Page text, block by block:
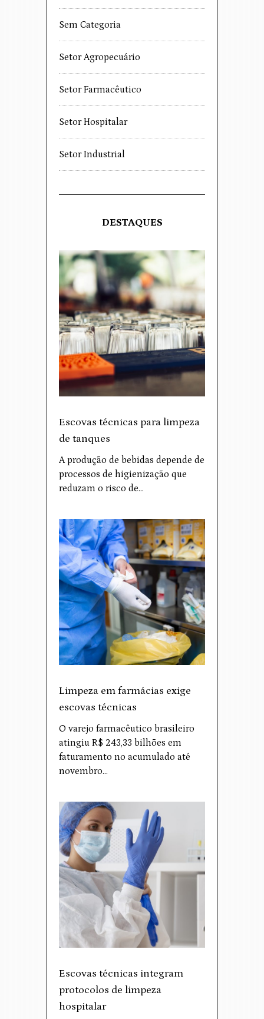
Sem Categoria
Setor Agropecuário
Setor Farmacêutico
Setor Hospitalar
Setor Industrial
DESTAQUES
Escovas técnicas para limpeza
de tanques
A produção de bebidas depende de
processos de higienização que
reduzam o risco de…
Limpeza em farmácias exige
escovas técnicas
O varejo farmacêutico brasileiro
atingiu R$ 243,33 bilhões em
faturamento no acumulado até
novembro…
Escovas técnicas integram
protocolos de limpeza
hospitalar